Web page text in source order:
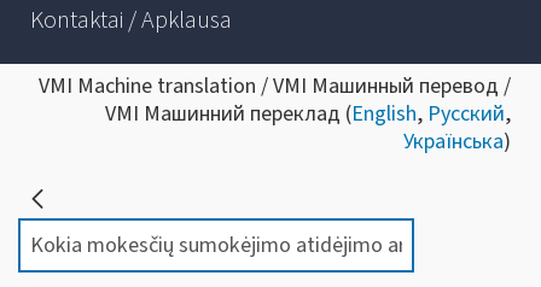
Kontaktai / Apklausa
VMI Machine translation / VMI Машинный перевод /
VMI Машинний переклад (English, Русский,
Українська)